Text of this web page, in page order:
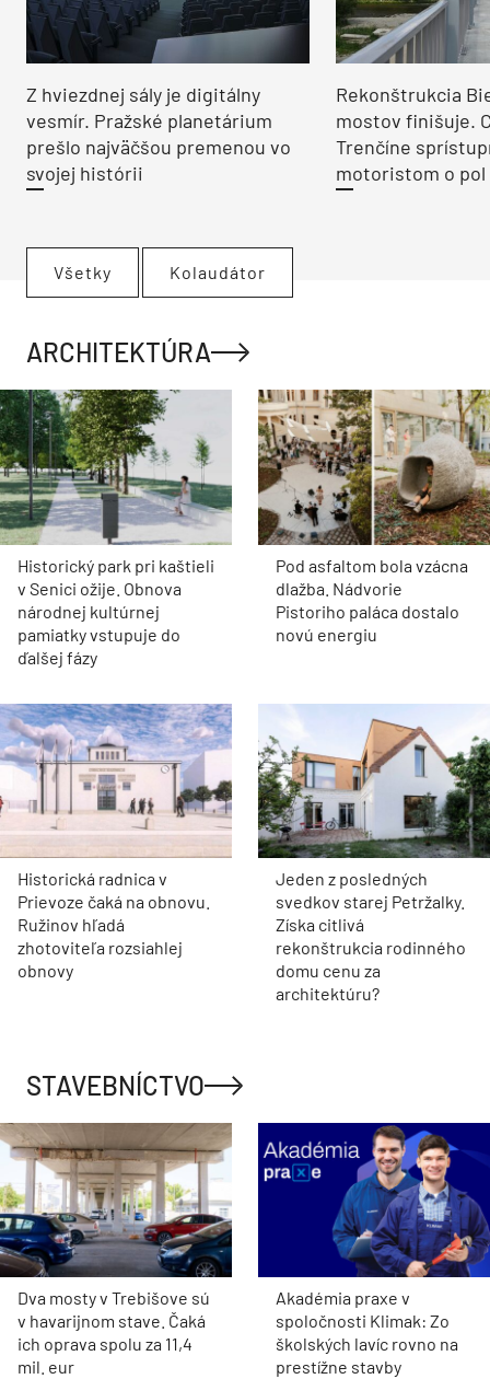
Z hviezdnej sály je digitálny
vesmír. Pražské planetárium
prešlo najväčšou premenou vo
svojej histórii
Rekonštrukcia
mostov finišuje.
Trenčíne
motoristom o pol
Všetky Kolaudátor
ARCHITEKTÚRA
Historický park pri kaštieli
v Senici ožije. Obnova
národnej kultúrnej
pamiatky vstupuje do
ďalšej fázy
Pod asfaltom bola vzácna
dlažba. Nádvorie
Pistoriho paláca dostalo
novú energiu
Historická radnica v
Prievoze čaká na obnovu.
Ružinov hľadá
zhotoviteľa rozsiahlej
obnovy
Jeden z posledných
svedkov starej Petržalky.
Získa citlivá
rekonštrukcia rodinného
domu cenu za
architektúru?
STAVEBNÍCTVO
Dva mosty v Trebišove sú
v havarijnom stave. Čaká
ich oprava spolu za 11,4
mil. eur
Akadémia praxe v
spoločnosti Klimak: Zo
školských lavíc rovno na
prestížne stavby